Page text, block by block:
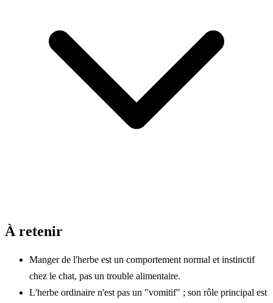
À retenir
Manger de l'herbe est un comportement normal et instinctif
chez le chat, pas un trouble alimentaire.
L'herbe ordinaire n'est pas un "vomitif" ; son rôle principal est